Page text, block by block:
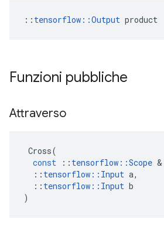
:: tensorflow::Output product
Funzioni pubbliche
Attraverso
Cross(
const
:: tensorflow ::Scope &
:: tensorflow :: Input a,
:: tensorflow :: Input b
)